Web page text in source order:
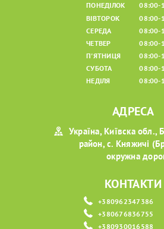
ПОНЕДІЛОК
08:00-
ВІВТОРОК
08:00-
СЕРЕДА
08:00-
ЧЕТВЕР
08:00-
П'ЯТНИЦЯ
08:00-
СУБОТА
08:00-
НЕДІЛЯ
08:00-
АДРЕСА
Україна, Київска обл.,
район, с. Княжичі
окружна
КОНТАКТИ
+380962347386
+380676836755
+380930016588